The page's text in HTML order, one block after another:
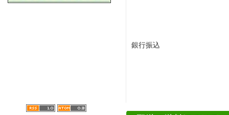
銀行振込